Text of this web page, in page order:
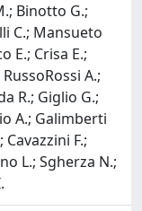
Binotto G.;
C.; Mansueto
E.; Crisa E.;
A.;
R.; Giglio G.;
A.; Galimberti
F.;
L.; Sgherza N.;